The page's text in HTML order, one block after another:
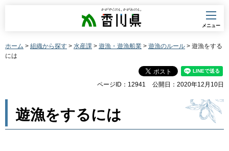
香川県
メニュー
ホーム > 組織から探す > 水産課 > 遊漁・遊漁船業 > 遊漁のルール > 遊漁をする
には
ページID：12941 公開日：2020年12月10日
遊漁をするには